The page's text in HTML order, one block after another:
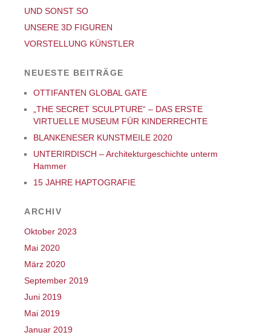
UND SONST SO
UNSERE 3D FIGUREN
VORSTELLUNG KÜNSTLER
NEUESTE BEITRÄGE
OTTIFANTEN GLOBAL GATE
„THE SECRET SCULPTURE“ – DAS ERSTE
VIRTUELLE MUSEUM FÜR KINDERRECHTE
BLANKENESER KUNSTMEILE 2020
UNTERIRDISCH – Architekturgeschichte unterm
Hammer
15 JAHRE HAPTOGRAFIE
ARCHIV
Oktober 2023
Mai 2020
März 2020
September 2019
Juni 2019
Mai 2019
Januar 2019